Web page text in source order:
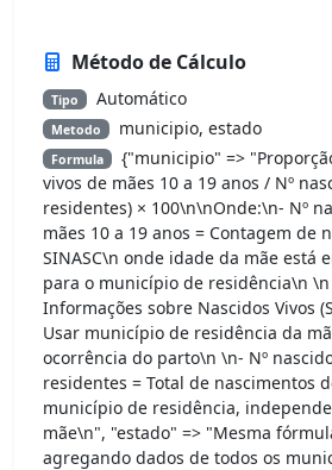
Método de Cálculo
Tipo Automático
Metodo municipio, estado
Formula
{"municipio" =>
vivos de mães 10 a 19 anos / Nº
residentes) × 100\n\nOnde:\n- Nº
mães 10 a 19 anos = Contagem de
SINASC\n onde idade da mãe está
para o município de residência\n \n
Informações sobre Nascidos Vivos
Usar município de residência da
ocorrência do parto\n \n- Nº
residentes = Total de nascimentos
município de residência,
mãe\n", "estado" => "Mesma
agregando dados de todos os